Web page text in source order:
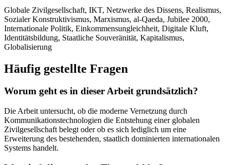
Globale Zivilgesellschaft, IKT, Netzwerke des Dissens, Realismus,
Sozialer Konstruktivismus, Marxismus, al-Qaeda, Jubilee 2000,
Internationale Politik, Einkommensungleichheit, Digitale Kluft,
Identitätsbildung, Staatliche Souveränität, Kapitalismus,
Globalisierung
Häufig gestellte Fragen
Worum geht es in dieser Arbeit grundsätzlich?
Die Arbeit untersucht, ob die moderne Vernetzung durch
Kommunikationstechnologien die Entstehung einer globalen
Zivilgesellschaft belegt oder ob es sich lediglich um eine
Erweiterung des bestehenden, staatlich dominierten internationalen
Systems handelt.